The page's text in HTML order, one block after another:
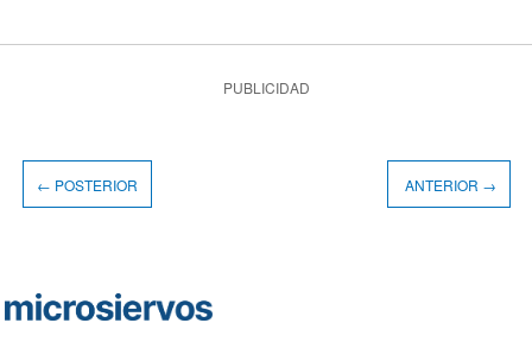
PUBLICIDAD
← POSTERIOR ANTERIOR →